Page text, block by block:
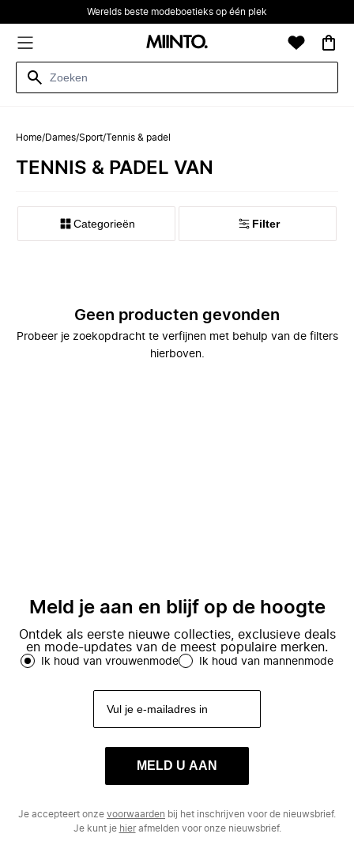
Werelds beste modeboetieks op één plek
Home/Dames/Sport/Tennis & padel
TENNIS & PADEL VAN
Categorieën Filter
Geen producten gevonden
Probeer je zoekopdracht te verfijnen met behulp van de filters
hierboven.
Meld je aan en blijf op de hoogte
Ontdek als eerste nieuwe collecties, exclusieve deals
en mode-updates van de meest populaire merken.
Ik houd van vrouwenmode Ik houd van mannenmode
MELD U AAN
Je accepteert onze voorwaarden bij het inschrijven voor de nieuwsbrief.
Je kunt je hierafmelden voor onze nieuwsbrief.